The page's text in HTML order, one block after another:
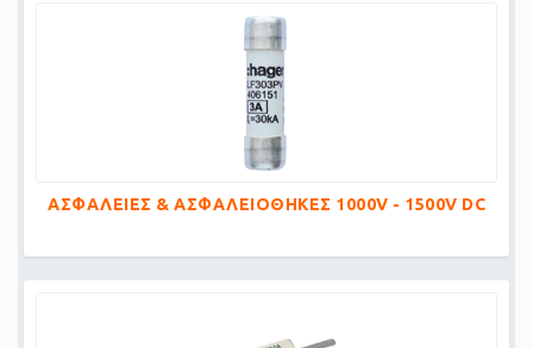
ΑΣΦΑΛΕΙΕΣ & ΑΣΦΑΛΕΙΟΘΗΚΕΣ 1000V - 1500V DC